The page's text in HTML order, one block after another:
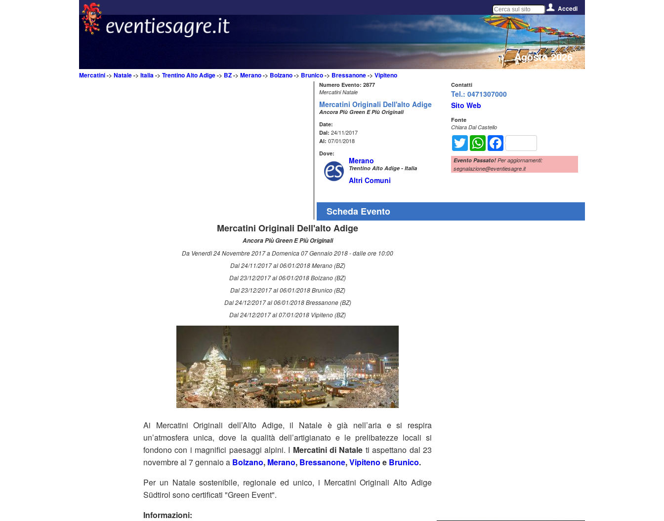
Accedi
Agosto 2026
Mercatini-> Natale-> Italia-> Trentino Alto Adige-> BZ-> Merano-> Bolzano-> Brunico-> Bressanone-> Vipiteno
Numero Evento: 2877
Mercatini Natale
Mercatini Originali Dell'alto Adige
Ancora Più Green E Più Originali
Date:
Dal: 24/11/2017
Al: 07/01/2018
Dove:
Merano
Trentino Alto Adige - Italia
Altri Comuni
Contatti
Tel.: 0471307000
Sito Web
Fonte
Chiara Dal Castello
Twitter WhatsAppFacebook
Evento Passato! Per aggiornamenti:
segnalazione@eventiesagre.it
Scheda Evento
Mercatini Originali Dell'alto Adige
Ancora Più Green E Più Originali
Da Venerdì 24 Novembre 2017 a Domenica 07 Gennaio 2018 - dalle ore 10:00
Dal 24/11/2017 al 06/01/2018 Merano (BZ)
Dal 23/12/2017 al 06/01/2018 Bolzano (BZ)
Dal 23/12/2017 al 06/01/2018 Brunico (BZ)
Dal 24/12/2017 al 06/01/2018 Bressanone (BZ)
Dal 24/12/2017 al 07/01/2018 Vipiteno (BZ)
Ai Mercatini Originali dell’Alto Adige, il Natale è già nell’aria e si respira
un’atmosfera unica, dove la qualità dell’artigianato e le prelibatezze locali si
fondono con i magnifici paesaggi alpini. I Mercatini di Natale ti aspettano dal 23
novembre al 7 gennaio a Bolzano, Merano, Bressanone,Vipiteno e Brunico.
Per un Natale sostenibile, regionale ed unico, i Mercatini Originali Alto Adige
Südtirol sono certificati "Green Event".
Informazioni: